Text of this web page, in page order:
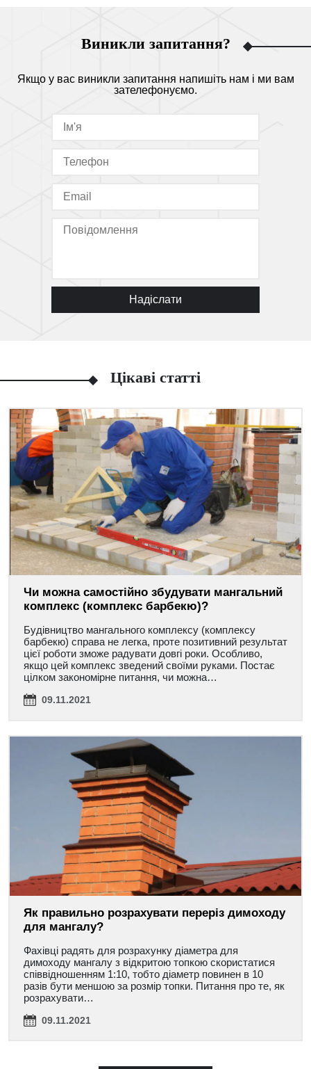
Виникли запитання?
Якщо у вас виникли запитання напишіть нам і ми вам
зателефонуємо.
Надіслати
Цікаві статті
Чи можна самостійно збудувати мангальний
комплекс (комплекс барбекю)?
Будівництво мангального комплексу (комплексу
барбекю) справа не легка, проте позитивний результат
цієї роботи зможе радувати довгі роки. Особливо,
якщо цей комплекс зведений своїми руками. Постає
цілком закономірне питання, чи можна…
09.11.2021
Як правильно розрахувати переріз димоходу
для мангалу?
Фахівці радять для розрахунку діаметра для
димоходу мангалу з відкритою топкою скористатися
співвідношенням 1:10, тобто діаметр повинен в 10
разів бути меншою за розмір топки. Питання про те, як
розрахувати…
09.11.2021